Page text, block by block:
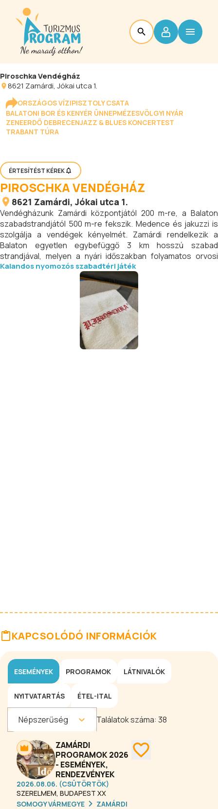
Piroschka Vendégház
8621 Zamárdi, Jókai utca 1.
ORSZÁGOS VÍZIPISZTOLY CSATA
BALATONI BOR ÉS KENYÉR ÜNNEPMÉZESVÖLGYI NYÁR
ZENEERDŐ DEBRECENJAZZ & BLUES KONCERTEST
TRABANT TÚRA
ÉRTESÍTÉST KÉREK
PIROSCHKA VENDÉGHÁZ
8621 Zamárdi, Jókai utca 1.
Vendégházunk Zamárdi központjától 200 m-re, a Balaton
szabadstrandjától 500 m-re fekszik. Medence és jakuzzi is
szolgálja a vendégek kényelmét. Zamárdi rendelkezik a
Balaton egyetlen egybefüggő 3 km hosszú szabad
strandjával, melyen a nyári időszakban folyamatos orvosi
ügyelet és vízimentők szolgálják a biztonságos fürdőzés
Kalandos nyomozós szabadtéri játék
KAPCSOLÓDÓ INFORMÁCIÓK
ESEMÉNYEK PROGRAMOK LÁTNIVALÓK
NYITVATARTÁS ÉTEL-ITAL
Népszerűség Találatok száma: 38
ZAMÁRDI
PROGRAMOK 2026
- ESEMÉNYEK,
RENDEZVÉNYEK
2026.08.06. (CSÜTÖRTÖK)
SZERELMEM, BUDAPEST XX
SOMOGY VÁRMEGYE
ZAMÁRDI